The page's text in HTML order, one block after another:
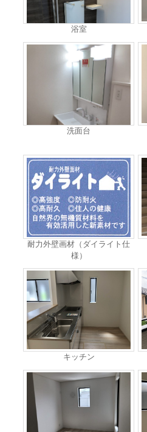
浴室
洗面台
耐力外壁画材（ダイライト仕
様）
キッチン